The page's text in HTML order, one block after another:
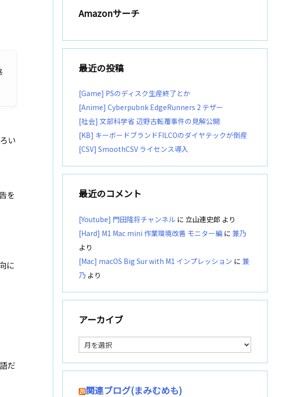
い
を
に
だ
Amazonサーチ
最近の投稿
[Game] PSのディスク生産終了とか
[Anime] Cyberpubnk EdgeRunners 2 テザー
[社会] 文部科学省 辺野古転覆事件の見解公開
[KB] キーボードブランドFILCOのダイヤテックが倒産
[CSV] SmoothCSV ライセンス導入
最近のコメント
[Youtube] 門田隆将チャンネル に 立山連史郎 より
[Hard] M1 Mac mini 作業環境改善 モニター編 に 兼乃
より
[Mac] macOS Big Sur with M1 インプレッション に 兼
乃 より
アーカイブ
ア
ー
カ
イ
関連ブログ(まみむめも)